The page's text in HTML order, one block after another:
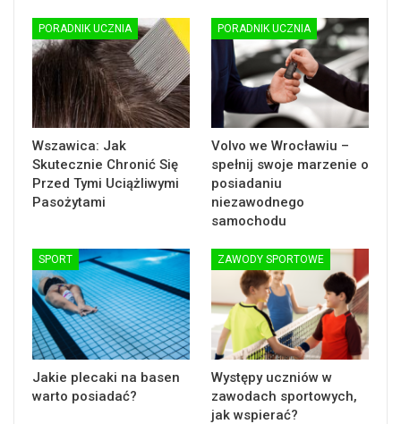
PORADNIK UCZNIA
Wszawica: Jak
Skutecznie Chronić Się
Przed Tymi Uciążliwymi
Pasożytami
PORADNIK UCZNIA
Volvo we Wrocławiu –
spełnij swoje marzenie o
posiadaniu
niezawodnego
samochodu
SPORT
Jakie plecaki na basen
warto posiadać?
ZAWODY SPORTOWE
Występy uczniów w
zawodach sportowych,
jak wspierać?